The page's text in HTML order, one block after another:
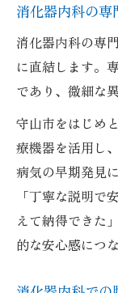
腹部超
消化器
比較
恥ずかし
消化器
夫
腹部超
消化
は
策
消化器内科の
消化器内科の専
に直結します。
であり、微細な
守山市をはじめ
療機器を活用し
病気の早期発見
「丁寧な説明で
えて納得できた
的な安心感につ